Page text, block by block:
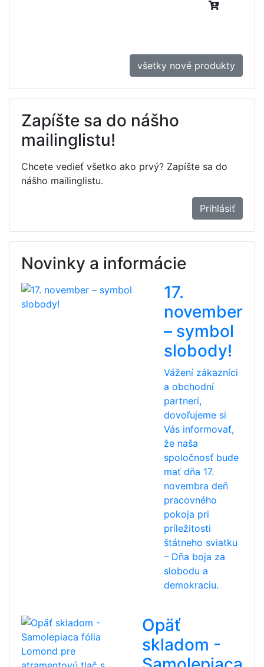
všetky nové produkty
Zapíšte sa do nášho
mailinglistu!
Chcete vedieť všetko ako prvý? Zapíšte sa do
nášho mailinglistu.
Prihlásiť
Novinky a informácie
17.
november
– symbol
slobody!
Vážení zákazníci
a obchodní
partneri,
dovoľujeme si
Vás informovať,
že naša
spoločnosť bude
mať dňa 17.
novembra deň
pracovného
pokoja pri
príležitosti
štátneho sviatku
– Dňa boja za
slobodu a
demokraciu.
Opäť
skladom -